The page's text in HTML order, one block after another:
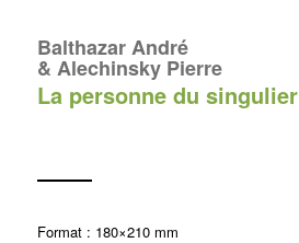
Balthazar André
& Alechinsky Pierre
La personne du singulier
Format : 180×210 mm